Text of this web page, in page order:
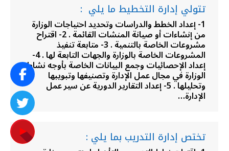
تتولي إدارة التخطيط ما يلي :
1- إعداد الخطط والدراسات وتحديد احتياجات الوزارة
من إنشاءات أو صيانة المنشات القائمة . 2- اقتراح
مشروعات الخاصة بالتنمية . 3- متابعة تنفيذ
المشروعات الخاصة بالوزارة والجهات التابعة لها . 4-
إعداد الإحصائيات وجمع البيانات الخاصة بأوجه نشاط
الوزارة في مجال عمل الإدارة وتصنيفها وتبويبها
وتحليلها . 5- إعداد التقارير الدورية عن سير عمل
الإدارة…
تختص إدارة التدريب بما يلي :